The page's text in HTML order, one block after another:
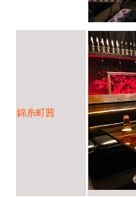
錦糸町茜